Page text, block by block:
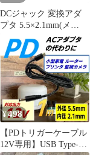
DCジャック 変換アダ
プタ 5.5×2.1mm(メ
ス)-3.5×1.35mm(オス)
DCプラグ 電源 ACアダ
プター[定形外郵便、送
料無料]mer001
¥498
【PDトリガーケーブル
12V専用】USB Type-C